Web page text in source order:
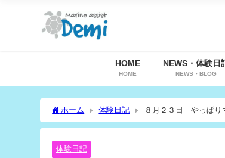
HOME
HOME
NEWS・体験日
NEWS・BLOG
ホーム 体験日記 ８月２３日 やっぱり
体験日記